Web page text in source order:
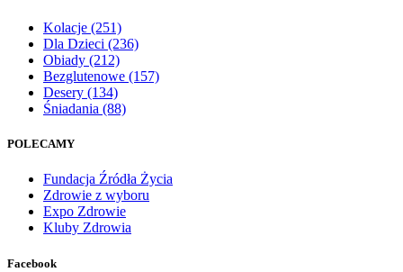
Kolacje (251)
Dla Dzieci (236)
Obiady (212)
Bezglutenowe (157)
Desery (134)
Śniadania (88)
POLECAMY
Fundacja Źródła Życia
Zdrowie z wyboru
Expo Zdrowie
Kluby Zdrowia
Facebook